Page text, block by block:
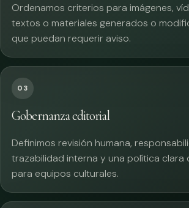
Ordenamos criterios para imágenes,
textos o materiales generados o
que puedan requerir aviso.
03
Gobernanza editorial
Definimos revisión humana,
trazabilidad interna y una política clara
para equipos culturales.